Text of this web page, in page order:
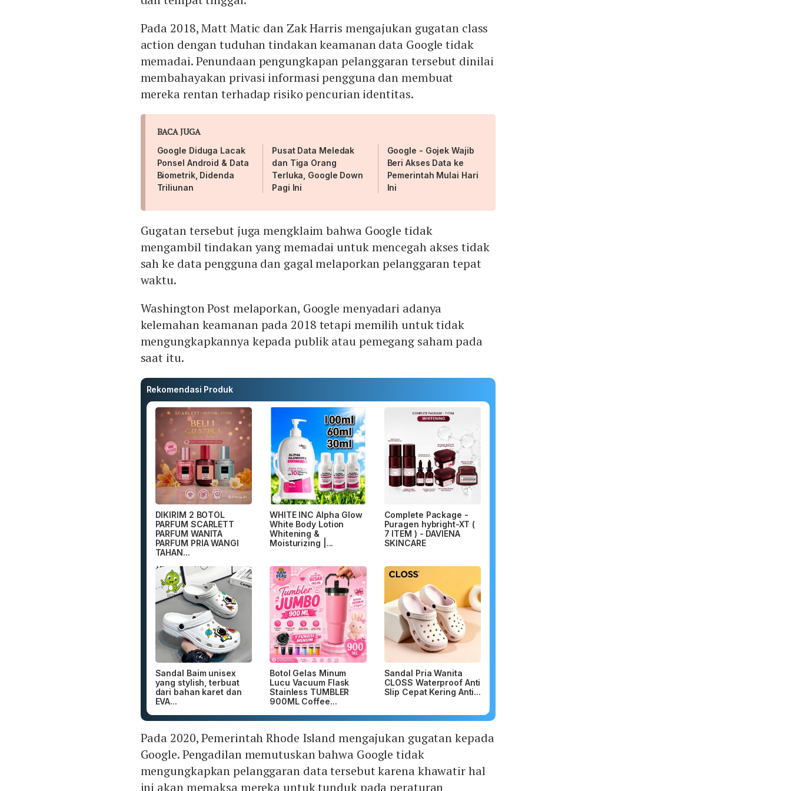
Pada 2018, Matt Matic dan Zak Harris mengajukan gugatan class
action dengan tuduhan tindakan keamanan data Google tidak
memadai. Penundaan pengungkapan pelanggaran tersebut dinilai
membahayakan privasi informasi pengguna dan membuat
mereka rentan terhadap risiko pencurian identitas.
BACA JUGA
Google Diduga Lacak
Ponsel Android & Data
Biometrik, Didenda
Triliunan
Pusat Data Meledak
dan Tiga Orang
Terluka, Google Down
Pagi Ini
Google - Gojek Wajib
Beri Akses Data ke
Pemerintah Mulai Hari
Ini
Gugatan tersebut juga mengklaim bahwa Google tidak
mengambil tindakan yang memadai untuk mencegah akses tidak
sah ke data pengguna dan gagal melaporkan pelanggaran tepat
waktu.
Washington Post melaporkan, Google menyadari adanya
kelemahan keamanan pada 2018 tetapi memilih untuk tidak
mengungkapkannya kepada publik atau pemegang saham pada
saat itu.
Rekomendasi Produk
DIKIRIM 2 BOTOL
PARFUM SCARLETT
PARFUM WANITA
PARFUM PRIA WANGI
TAHAN...
WHITE INC Alpha Glow
White Body Lotion
Whitening &
Moisturizing |...
Complete Package -
Puragen hybright-XT (
7 ITEM ) - DAVIENA
SKINCARE
Sandal Baim unisex
yang stylish, terbuat
dari bahan karet dan
EVA...
Botol Gelas Minum
Lucu Vacuum Flask
Stainless TUMBLER
900ML Coffee...
Sandal Pria Wanita
CLOSS Waterproof Anti
Slip Cepat Kering Anti...
Pada 2020, Pemerintah Rhode Island mengajukan gugatan kepada
Google. Pengadilan memutuskan bahwa Google tidak
mengungkapkan pelanggaran data tersebut karena khawatir hal
ini akan memaksa mereka untuk tunduk pada peraturan